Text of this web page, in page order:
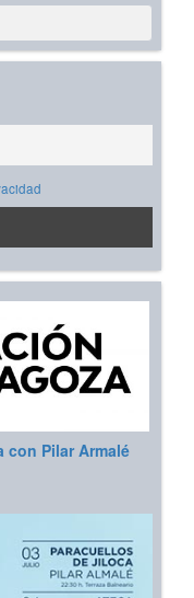
con Pilar Armalé